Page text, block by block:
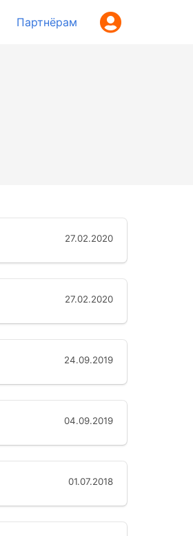
Партнёрам
27.02.2020
27.02.2020
24.09.2019
04.09.2019
01.07.2018